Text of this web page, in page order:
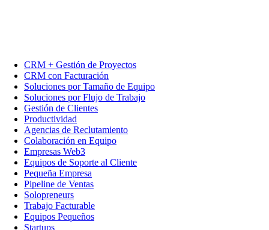
CRM + Gestión de Proyectos
CRM con Facturación
Soluciones por Tamaño de Equipo
Soluciones por Flujo de Trabajo
Gestión de Clientes
Productividad
Agencias de Reclutamiento
Colaboración en Equipo
Empresas Web3
Equipos de Soporte al Cliente
Pequeña Empresa
Pipeline de Ventas
Solopreneurs
Trabajo Facturable
Equipos Pequeños
Startups